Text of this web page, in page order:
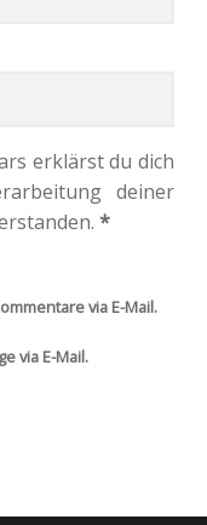
erklärst du dich
deiner
*
via E-Mail.
via E-Mail.